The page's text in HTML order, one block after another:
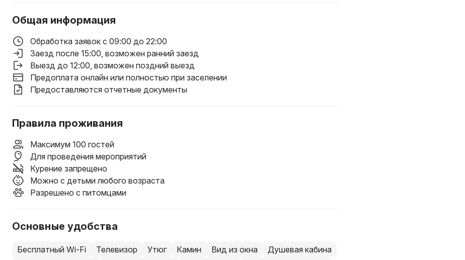
Общая информация
Обработка заявок с 09:00 до 22:00
Заезд после 15:00, возможен ранний заезд
Выезд до 12:00, возможен поздний выезд
Предоплата онлайн или полностью при заселении
Предоставляются отчетные документы
Правила проживания
Максимум 100 гостей
Для проведения мероприятий
Курение запрещено
Можно с детьми любого возраста
Разрешено с питомцами
Основные удобства
Бесплатный Wi-Fi Телевизор Утюг Камин Вид из окна
Душевая кабина